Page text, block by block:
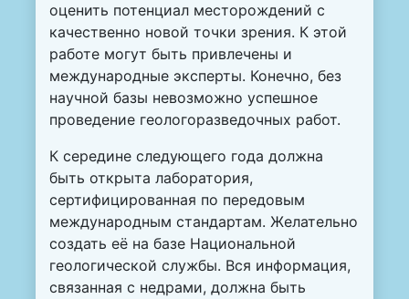
оценить потенциал месторождений с
качественно новой точки зрения. К этой
работе могут быть привлечены и
международные эксперты. Конечно, без
научной базы невозможно успешное
проведение геологоразведочных работ.
К середине следующего года должна
быть открыта лаборатория,
сертифицированная по передовым
международным стандартам. Желательно
создать её на базе Национальной
геологической службы. Вся информация,
связанная с недрами, должна быть